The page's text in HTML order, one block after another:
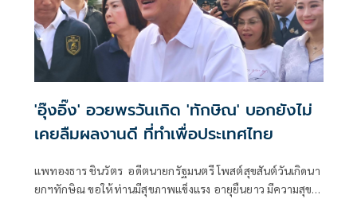
'อุ๊งอิ๊ง' อวยพรวันเกิด 'ทักษิณ' บอกยังไม่
เคยลืมผลงานดี ที่ทำเพื่อประเทศไทย
แพทองธาร ชินวัตร อดีตนายกรัฐมนตรี โพสต์สุขสันต์วันเกิดนา
ยกฯทักษิณ ขอให้ท่านมีสุขภาพแข็งแรง อายุยืนยาว มีความสุข